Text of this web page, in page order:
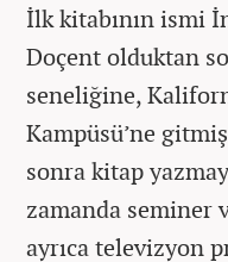
İlk kitabının ismi
Doçent olduktan
seneliğine,
Kampüsü’ne
sonra kitap
zamanda seminer
ayrıca televizyon